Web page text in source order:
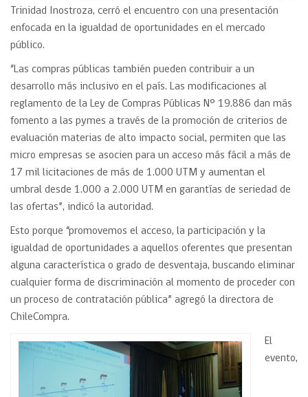
Trinidad Inostroza, cerró el encuentro con una presentación
enfocada en la igualdad de oportunidades en el mercado
público.
“Las compras públicas también pueden contribuir a un
desarrollo más inclusivo en el país. Las modificaciones al
reglamento de la Ley de Compras Públicas N° 19.886 dan más
fomento a las pymes a través de la promoción de criterios de
evaluación materias de alto impacto social, permiten que las
micro empresas se asocien para un acceso más fácil a más de
17 mil licitaciones de más de 1.000 UTM y aumentan el
umbral desde 1.000 a 2.000 UTM en garantías de seriedad de
las ofertas”, indicó la autoridad.
Esto porque “promovemos el acceso, la participación y la
igualdad de oportunidades a aquellos oferentes que presentan
alguna característica o grado de desventaja, buscando eliminar
cualquier forma de discriminación al momento de proceder con
un proceso de contratación pública” agregó la directora de
ChileCompra.
El
evento,